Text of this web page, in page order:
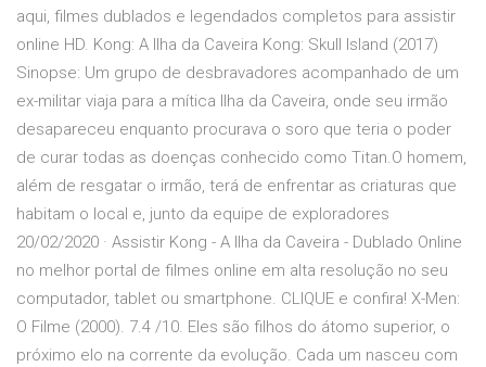
aqui, filmes dublados e legendados completos para assistir
online HD. Kong: A Ilha da Caveira Kong: Skull Island (2017)
Sinopse: Um grupo de desbravadores acompanhado de um
ex-militar viaja para a mítica Ilha da Caveira, onde seu irmão
desapareceu enquanto procurava o soro que teria o poder
de curar todas as doenças conhecido como Titan.O homem,
além de resgatar o irmão, terá de enfrentar as criaturas que
habitam o local e, junto da equipe de exploradores
20/02/2020 · Assistir Kong - A Ilha da Caveira - Dublado Online
no melhor portal de filmes online em alta resolução no seu
computador, tablet ou smartphone. CLIQUE e confira! X-Men:
O Filme (2000). 7.4 /10. Eles são filhos do átomo superior, o
próximo elo na corrente da evolução. Cada um nasceu com